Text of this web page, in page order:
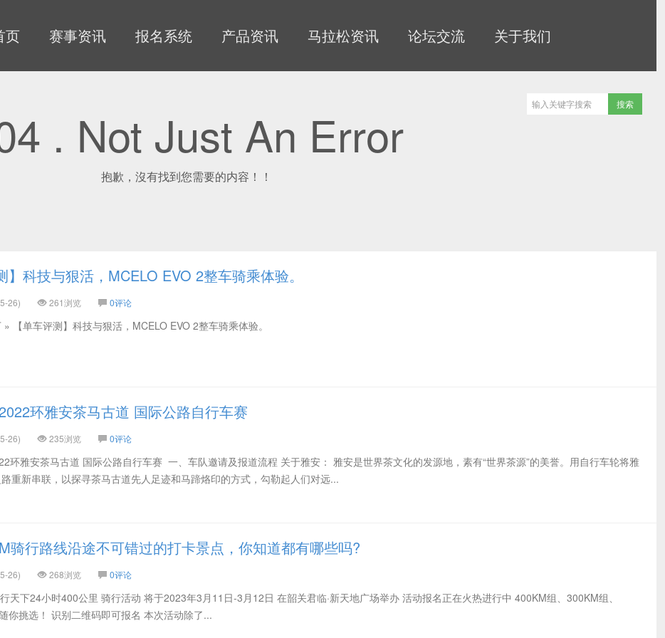
页 赛事资讯 报名系统 产品资讯 马拉松资讯 论坛交流 关于我们
. Not Just An Error
抱歉，沒有找到您需要的内容！！
】科技与狠活，MCELO EVO 2整车骑乘体验。
26) 261浏览 0评论
【单车评测】科技与狠活，MCELO EVO 2整车骑乘体验。
环雅安茶马古道 国际公路自行车赛
26) 235浏览 0评论
环雅安茶马古道 国际公路自行车赛 一、车队邀请及报道流程 关于雅安： 雅安是世界茶文化的发源地，素有“世界茶源”的美誉。用自行车轮将雅
重新串联，以探寻茶马古道先人足迹和马蹄烙印的方式，勾勒起人们对远...
骑行路线沿途不可错过的打卡景点，你知道都有哪些吗?
26) 268浏览 0评论
天下24小时400公里 骑行活动 将于2023年3月11日-3月12日 在韶关君临·新天地广场举办 活动报名正在火热进行中 400KM组、300KM组、
你挑选！ 识别二维码即可报名 本次活动除了...